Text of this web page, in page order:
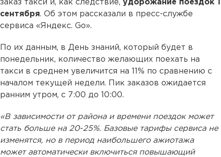
заказ такси и, как следствие, удорожание поездок 1
сентября. Об этом рассказали в пресс-службе
сервиса «Яндекс. Go».
По их данным, в День знаний, который будет в
понедельник, количество желающих поехать на
такси в среднем увеличится на 11% по сравнению с
началом текущей недели. Пик заказов ожидается
ранним утром, с 7:00 до 10:00.
«В зависимости от района и времени поездок может
стать больше на 20-25%. Базовые тарифы сервиса не
изменятся, но в период наибольшего ажиотажа
может автоматически включиться повышающий